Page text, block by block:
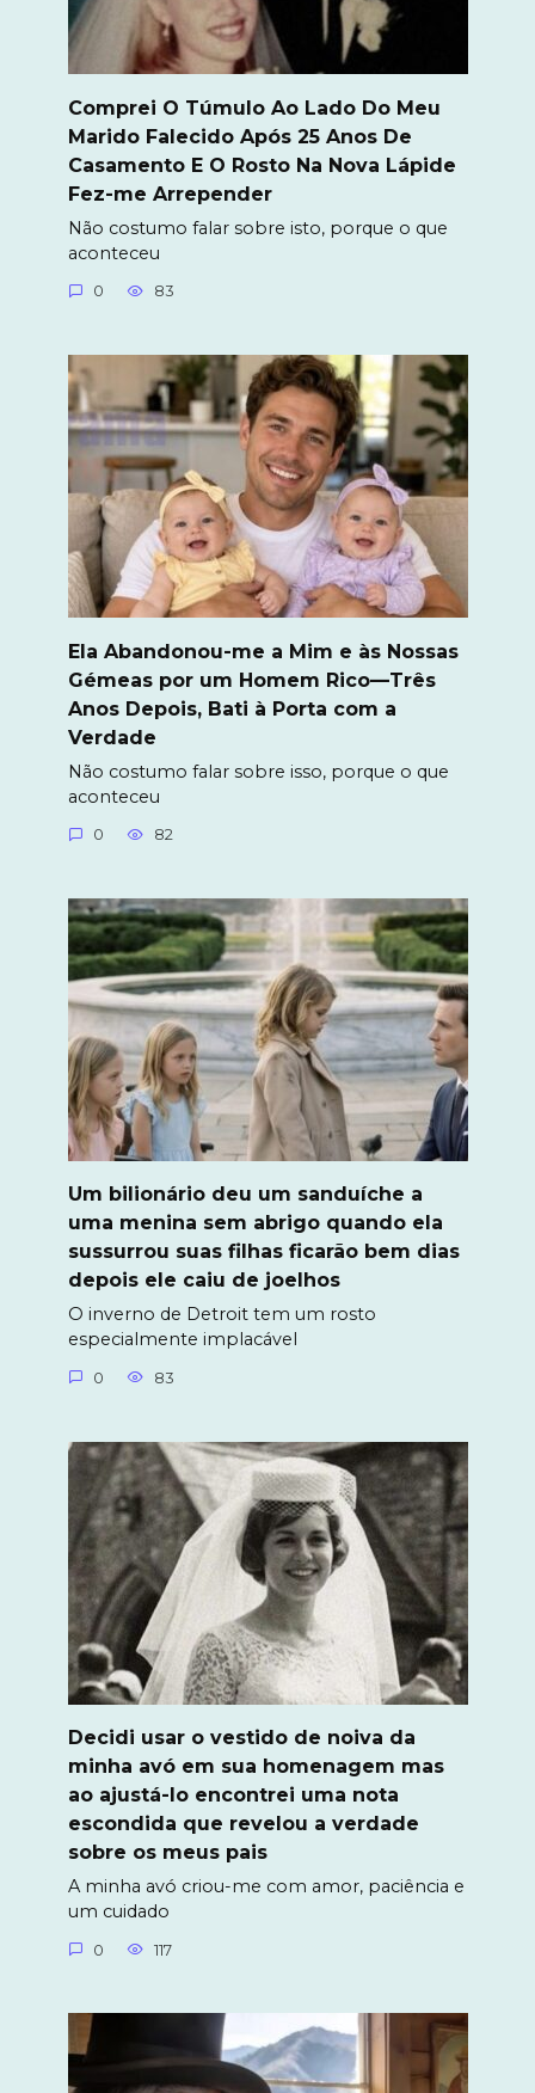
Comprei O Túmulo Ao Lado Do Meu
Marido Falecido Após 25 Anos De
Casamento E O Rosto Na Nova Lápide
Fez-me Arrepender
Não costumo falar sobre isto, porque o que
aconteceu
0 83
Ela Abandonou-me a Mim e às Nossas
Gémeas por um Homem Rico—Três
Anos Depois, Bati à Porta com a
Verdade
Não costumo falar sobre isso, porque o que
aconteceu
0 82
Um bilionário deu um sanduíche a
uma menina sem abrigo quando ela
sussurrou suas filhas ficarão bem dias
depois ele caiu de joelhos
O inverno de Detroit tem um rosto
especialmente implacável
0 83
Decidi usar o vestido de noiva da
minha avó em sua homenagem mas
ao ajustá-lo encontrei uma nota
escondida que revelou a verdade
sobre os meus pais
A minha avó criou-me com amor, paciência e
um cuidado
0 117